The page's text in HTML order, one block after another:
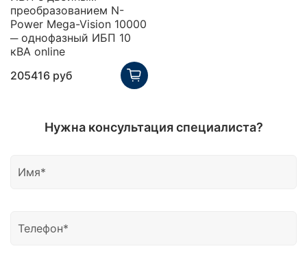
преобразованием N-
Power Mega-Vision 10000
─ однофазный ИБП 10
кВА online
205416 руб
Нужна консультация специалиста?